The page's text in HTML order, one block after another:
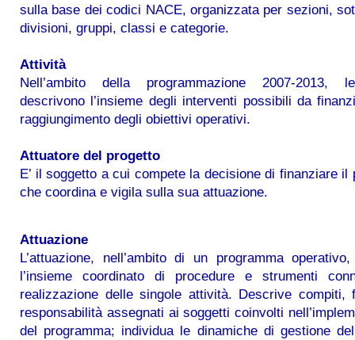
sulla base dei codici NACE, organizzata per sezioni,
divisioni, gruppi, classi e categorie.
Attività
Nell’ambito della programmazione 2007-2013,
descrivono l’insieme degli interventi possibili da
raggiungimento degli obiettivi operativi.
Attuatore del progetto
E’ il soggetto a cui compete la decisione di finanziare il
che coordina e vigila sulla sua attuazione.
Attuazione
L’attuazione, nell’ambito di un programma
l’insieme coordinato di procedure e strumenti
realizzazione delle singole attività. Descrive compiti,
responsabilità assegnati ai soggetti coinvolti
del programma; individua le dinamiche di gestione